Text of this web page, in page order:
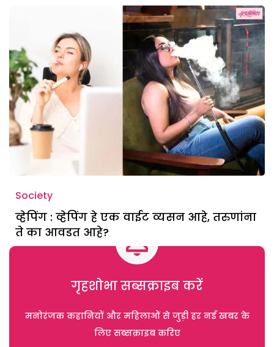
Society
व्हेपिंग : व्हेपिंग हे एक वाईट व्यसन आहे, तरुणांना
ते का आवडत आहे?
गृहशोभा सब्सक्राइब करें
मनोरंजक कहानियों और महिलाओं से जुड़ी हर नई खबर के
लिए सब्सक्राइब करिए